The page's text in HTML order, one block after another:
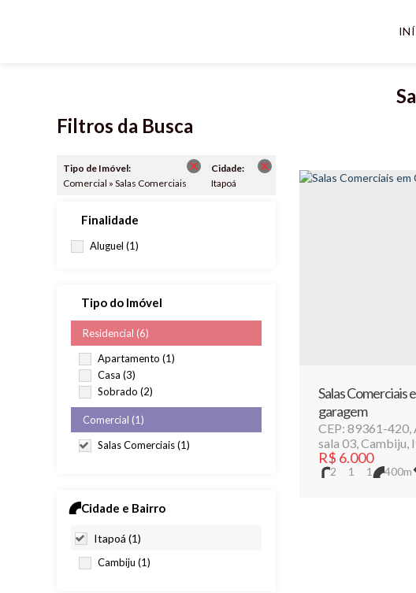
Filtros da Busca
Tipo de Imóvel:
Comercial » Salas Comerciais
Cidade:
Itapoá
Finalidade
Aluguel (1)
Tipo do Imóvel
Residencial (6)
Apartamento (1)
Casa (3)
Sobrado (2)
Comercial (1)
Salas Comerciais (1)
Cidade e Bairro
Itapoá (1)
Cambiju (1)
Salas Comerciais
garagem
R$ 6.000
CEP: 89361-420,
sala 03,Cambiju,
2 1 1 400m